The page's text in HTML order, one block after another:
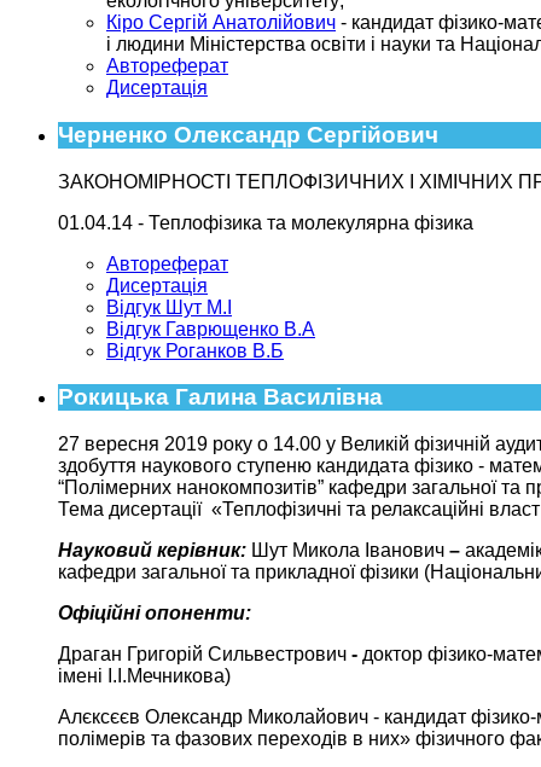
Кіро Сергій Анатолійович - кандидат фізико-
і людини Міністерства освіти і науки та
Автореферат
Дисертація
Черненко Олександр Сергійович
ЗАКОНОМІРНОСТІ ТЕПЛОФІЗИЧНИХ І
01.04.14 - Теплофізика та молекулярна фізика
Автореферат
Дисертація
Відгук Шут М.І
Відгук Гаврющенко В.А
Відгук Роганков В.Б
Рокицька Галина Василівна
27 вересня 2019 року о 14.00 у Великій фізичній
здобуття наукового ступеню кандидата фізико -
“Полімерних нанокомпозитів” кафедри загальної та
Тема дисертації «Теплофізичні та релаксаційні
Науковий керівник: Шут Микола Іванович –
кафедри загальної та прикладної фізики
Офіційні опоненти:
Драган Григорій Сильвестрович - доктор фізико-
імені І.І.Мечникова)
Алєксєєв Олександр Миколайович - кандидат фізико-
полімерів та фазових переходів в них» фізичного